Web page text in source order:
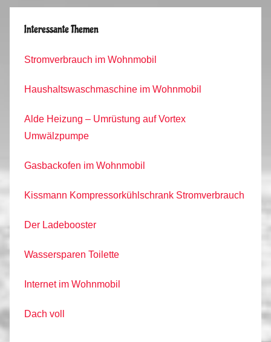
Interessante Themen
Stromverbrauch im Wohnmobil
Haushaltswaschmaschine im Wohnmobil
Alde Heizung – Umrüstung auf Vortex
Umwälzpumpe
Gasbackofen im Wohnmobil
Kissmann Kompressorkühlschrank Stromverbrauch
Der Ladebooster
Wassersparen Toilette
Internet im Wohnmobil
Dach voll